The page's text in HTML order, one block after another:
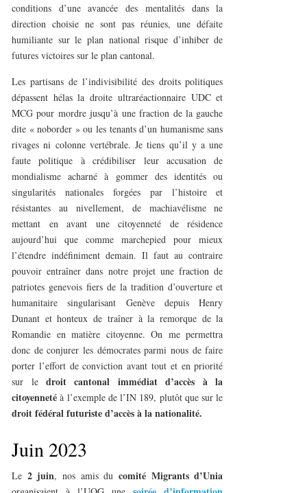
conditions d’une avancée des mentalités dans la
direction choisie ne sont pas réunies, une défaite
humiliante sur le plan national risque d’inhiber de
futures victoires sur le plan cantonal.
Les partisans de l’indivisibilité des droits politiques
dépassent hélas la droite ultraréactionnaire UDC et
MCG pour mordre jusqu’à une fraction de la gauche
dite « noborder » ou les tenants d’un humanisme sans
rivages ni colonne vertébrale. Je tiens qu’il y a une
faute politique à crédibiliser leur accusation de
mondialisme acharné à gommer des identités ou
singularités nationales forgées par l’histoire et
résistantes au nivellement, de machiavélisme ne
mettant en avant une citoyenneté de résidence
aujourd’hui que comme marchepied pour mieux
l’étendre indéfiniment demain. Il faut au contraire
pouvoir entraîner dans notre projet une fraction de
patriotes genevois fiers de la tradition d’ouverture et
humanitaire singularisant Genève depuis Henry
Dunant et honteux de traîner à la remorque de la
Romandie en matière citoyenne. On me permettra
donc de conjurer les démocrates parmi nous de faire
porter l’effort de conviction avant tout et en priorité
sur le droit cantonal immédiat d’accès à la
citoyenneté à l’exemple de l’IN 189, plutôt que sur le
droit fédéral futuriste d’accès à la nationalité.
Juin 2023
Le 2 juin, nos amis ducomité Migrants d’Unia